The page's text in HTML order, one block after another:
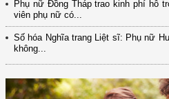
Phụ nữ Đồng Tháp trao kinh phí hỗ
viên phụ nữ có...
Số hóa Nghĩa trang Liệt sĩ: Phụ nữ
không...